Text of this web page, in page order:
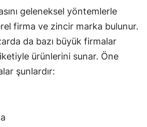
geleneksel yöntemlerle
firma ve zincir marka bulunur.
da bazı büyük firmalar
ürünlerini sunar. Öne
şunlardır: